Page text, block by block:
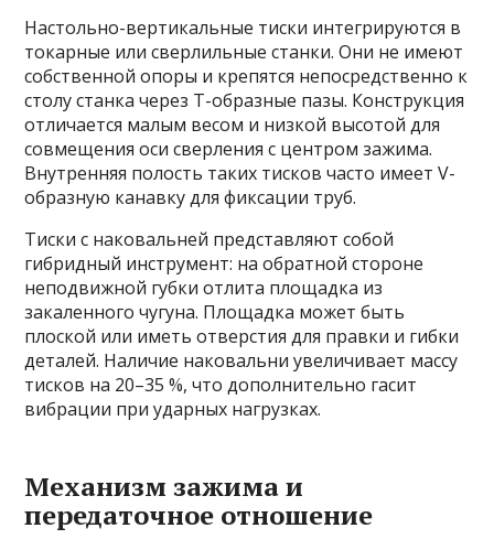
Настольно-вертикальные тиски интегрируются в
токарные или сверлильные станки. Они не имеют
собственной опоры и крепятся непосредственно к
столу станка через Т-образные пазы. Конструкция
отличается малым весом и низкой высотой для
совмещения оси сверления с центром зажима.
Внутренняя полость таких тисков часто имеет V-
образную канавку для фиксации труб.
Тиски с наковальней представляют собой
гибридный инструмент: на обратной стороне
неподвижной губки отлита площадка из
закаленного чугуна. Площадка может быть
плоской или иметь отверстия для правки и гибки
деталей. Наличие наковальни увеличивает массу
тисков на 20–35 %, что дополнительно гасит
вибрации при ударных нагрузках.
Механизм зажима и
передаточное отношение